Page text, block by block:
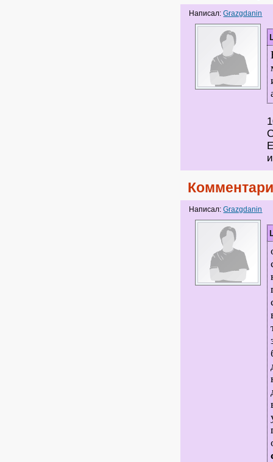
Написал:Grazgdanin
Написал:Grazgdanin